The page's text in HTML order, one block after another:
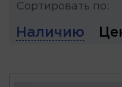
Сортировать по:
Наличию